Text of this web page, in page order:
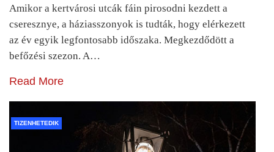
Amikor a kertvárosi utcák fáin pirosodni kezdett a
cseresznye, a háziasszonyok is tudták, hogy elérkezett
az év egyik legfontosabb időszaka. Megkezdődött a
befőzési szezon. A…
Read More
TIZENHETEDIK